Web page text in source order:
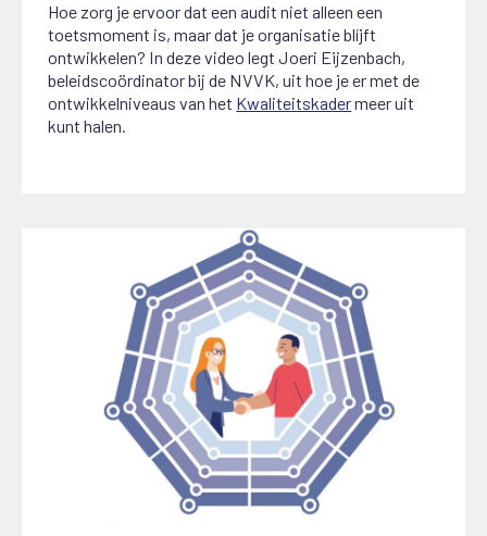
Hoe zorg je ervoor dat een audit niet alleen een
toetsmoment is, maar dat je organisatie blíjft
ontwikkelen? In deze video legt Joeri Eijzenbach,
beleidscoördinator bij de NVVK, uit hoe je er met de
ontwikkelniveaus van het Kwaliteitskadermeer uit
kunt halen.